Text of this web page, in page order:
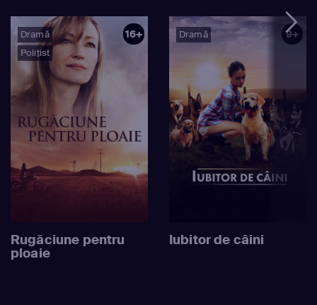
Dramă
Polițist
16+
Rugăciune pentru
ploaie
Dramă 9+
Iubitor de câini